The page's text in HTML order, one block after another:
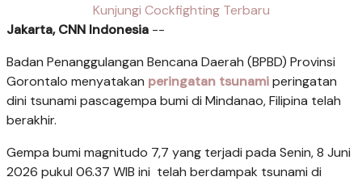
Kunjungi Cockfighting Terbaru
Jakarta, CNN Indonesia --
Badan Penanggulangan Bencana Daerah (BPBD) Provinsi
Gorontalo menyatakan peringatan tsunamiperingatan
dini tsunami pascagempa bumi di Mindanao, Filipina telah
berakhir.
Gempa bumi magnitudo 7,7 yang terjadi pada Senin, 8 Juni
2026 pukul 06.37 WIB ini telah berdampak tsunami di